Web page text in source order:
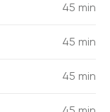
45 min
45 min
45 min